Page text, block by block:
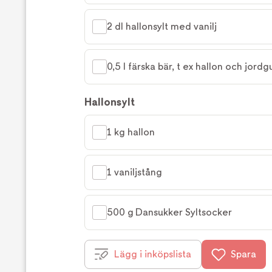
2 dl hallonsylt med vanilj
0,5 l färska bär, t ex hallon och
Hallonsylt
1 kg hallon
1 vaniljstång
500 g Dansukker Syltsocker
Lägg i inköpslista Spara